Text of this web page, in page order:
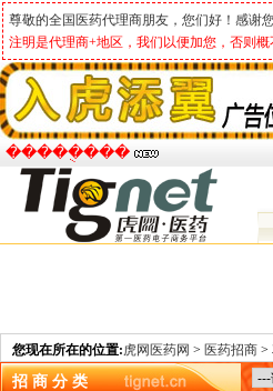
尊敬的全国医药代理商朋友，您们好！感谢
注明是代理商+地区，我们以便加您，否则
�����ֻ���
您现在所在的位置:虎网医药网 > 医药招商 >
招 商 分 类